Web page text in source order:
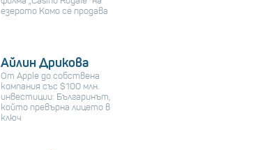
езерото Комо се продава
Айлин Дрикова
От Apple до собствена
компания със $100 млн.
инвестиции: Българинът,
който превърна лицето в
ключ